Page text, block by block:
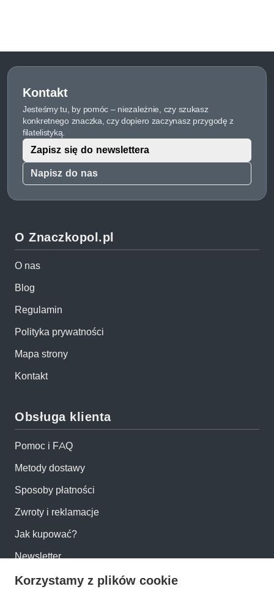
Kontakt
Jesteśmy tu, by pomóc – niezależnie, czy szukasz
konkretnego znaczka, czy dopiero zaczynasz przygodę z
filatelistyką.
Napisz do nas
Zapisz się do newslettera
O Znaczkopol.pl
O nas
Blog
Regulamin
Polityka prywatności
Mapa strony
Kontakt
Obsługa klienta
Pomoc i FAQ
Metody dostawy
Sposoby płatności
Zwroty i reklamacje
Jak kupować?
Newsletter
Korzystamy z plików cookie